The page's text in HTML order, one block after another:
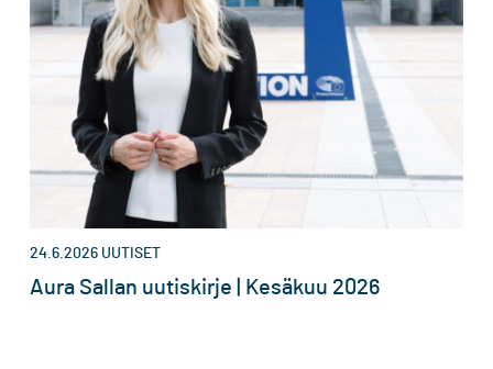
24.6.2026 UUTISET
Aura Sallan uutiskirje | Kesäkuu 2026